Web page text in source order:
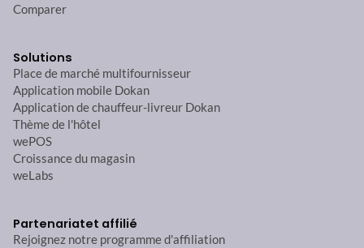
Comparer
Solutions
Place de marché multifournisseur
Application mobile Dokan
Application de chauffeur-livreur Dokan
Thème de l'hôtel
wePOS
Croissance du magasin
weLabs
Partenariatet affilié
Rejoignez notre programme d'affiliation